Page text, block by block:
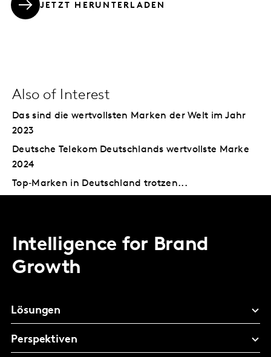
JETZT HERUNTERLADEN
Also of Interest
Das sind die wertvollsten Marken der Welt im Jahr
2023
Deutsche Telekom Deutschlands wertvollste Marke
2024
Top‑Marken in Deutschland trotzen...
Intelligence for Brand
Growth
Lösungen
Perspektiven